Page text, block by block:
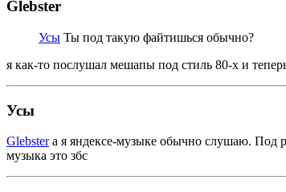
Glebster
Усы Ты под такую файтишься обычно?
я как-то послушал мешапы под стиль 80-х и
Усы
Glebsterа я яндексе-музыке обычно слушаю. Под
музыка это збс